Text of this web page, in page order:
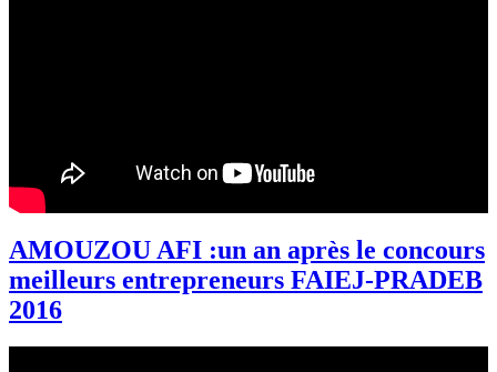
AMOUZOU AFI :un an après le concours
meilleurs entrepreneurs FAIEJ-PRADEB
2016